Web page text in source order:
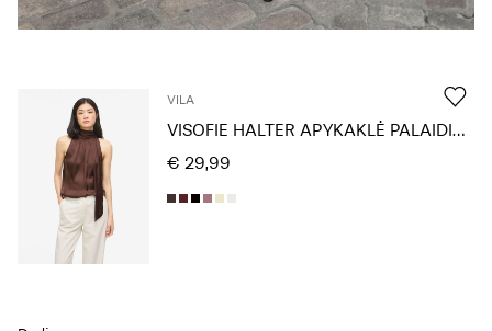
VILA
VISOFIE HALTER APYKAKLĖ PALAIDINĖ BE RANKOVIŲ
€ 29,99